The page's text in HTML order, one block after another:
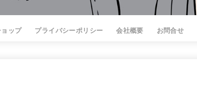
ップ プライバシーポリシー 会社概要 お問合せ